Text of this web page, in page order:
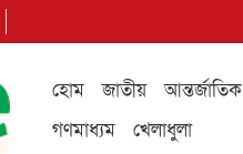
হোম জাতীয় আন্তর্জাতিক
গণমাধ্যম
খেলাধুলা